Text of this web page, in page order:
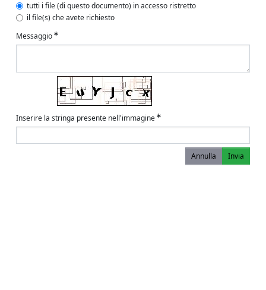
tutti i file (di questo documento) in accesso ristretto
il file(s) che avete richiesto
Messaggio
Inserire la stringa presente nell'immagine
Annulla Invia